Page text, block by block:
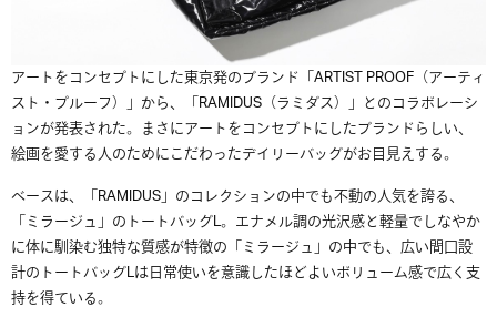
アートをコンセプトにした東京発のブランド「ARTIST PROOF （アーティ
スト・プルーフ）」から、「RAMIDUS（ラミダス）」とのコラボレーシ
ョンが発表された。まさにアートをコンセプトにしたブランドらしい、
絵画を愛する人のためにこだわったデイリーバッグがお目見えする。
ベースは、「RAMIDUS」のコレクションの中でも不動の人気を誇る、
「ミラージュ」のトートバッグL。エナメル調の光沢感と軽量でしなやか
に体に馴染む独特な質感が特徴の「ミラージュ」の中でも、広い間⼝設
計のトートバッグLは日常使いを意識したほどよいボリューム感で広く支
持を得ている。